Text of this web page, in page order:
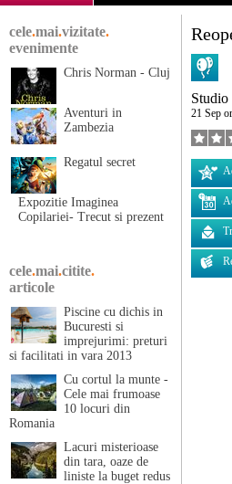
cele.mai.vizitate.
evenimente
Chris Norman - Cluj
Aventuri in
Zambezia
Regatul secret
Expozitie Imaginea
Copilariei- Trecut si prezent
cele.mai.citite.
articole
Piscine cu dichis in
Bucuresti si
imprejurimi: preturi
si facilitati in vara 2013
Cu cortul la munte -
Cele mai frumoase
10 locuri din
Romania
Lacuri misterioase
din tara, oaze de
liniste la buget redus
21 Sep